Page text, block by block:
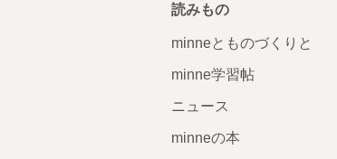
読みもの
minneとものづくりと
minne学習帖
ニュース
minneの本